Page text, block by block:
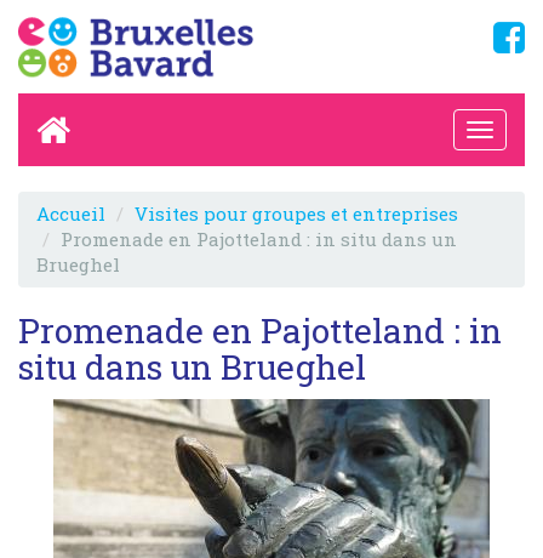
Accueil
Visites pour groupes et entreprises
Promenade en Pajotteland : in situ dans un
Brueghel
Promenade en Pajotteland : in
situ dans un Brueghel